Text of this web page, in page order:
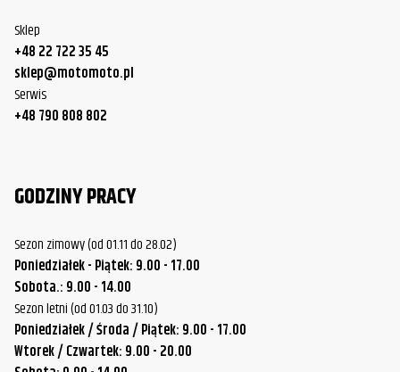
Sklep
+48 22 722 35 45
sklep@motomoto.pl
Serwis
+48 790 808 802
GODZINY PRACY
Sezon zimowy (od 01.11 do 28.02)
Poniedziałek - Piątek: 9.00 - 17.00
Sobota.: 9.00 - 14.00
Sezon letni (od 01.03 do 31.10)
Poniedziałek / Środa / Piątek: 9.00 - 17.00
Wtorek / Czwartek: 9.00 - 20.00